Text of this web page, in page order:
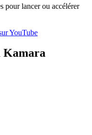
pour lancer ou accélérer
YouTube
Kamara